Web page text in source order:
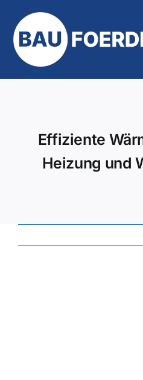
Inhalt
springen
Effiziente
Heizung und